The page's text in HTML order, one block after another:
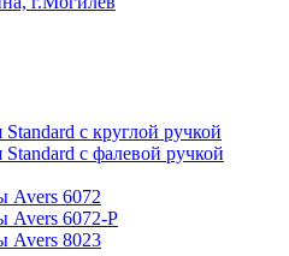
с круглой ручкой
Standard с фалевой ручкой
Avers 6072
Avers 6072-P
Avers 8023